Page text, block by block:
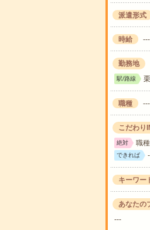
派遣形式
時給 ---
勤務地
駅/路線
職種 ---
こだわり
絶対 職
できれば
キーワー
あなたの
---